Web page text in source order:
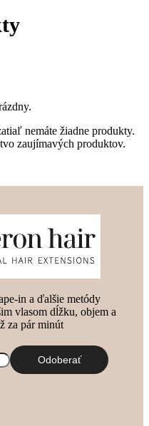
nemáte žiadne produkty.
zaujímavých produktov.
in a ďalšie metódy
vlasom dĺžku, objem a
za pár minút